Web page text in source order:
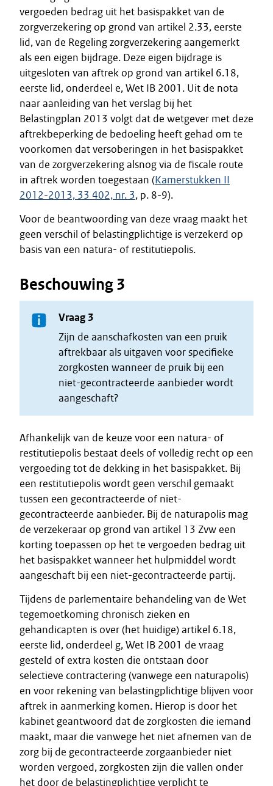
vergoeden bedrag uit het basispakket van de
zorgverzekering op grond van artikel 2.33, eerste
lid, van de Regeling zorgverzekering aangemerkt
als een eigen bijdrage. Deze eigen bijdrage is
uitgesloten van aftrek op grond van artikel 6.18,
eerste lid, onderdeel e, Wet IB 2001. Uit de nota
naar aanleiding van het verslag bij het
Belastingplan 2013 volgt dat de wetgever met deze
aftrekbeperking de bedoeling heeft gehad om te
voorkomen dat versoberingen in het basispakket
van de zorgverzekering alsnog via de fiscale route
in aftrek worden toegestaan (Kamerstukken II
2012-2013, 33 402, nr. 3, p. 8-9).
Voor de beantwoording van deze vraag maakt het
geen verschil of belastingplichtige is verzekerd op
basis van een natura- of restitutiepolis.
Beschouwing 3
Vraag 3
Zijn de aanschafkosten van een pruik
aftrekbaar als uitgaven voor specifieke
zorgkosten wanneer de pruik bij een
niet-gecontracteerde aanbieder wordt
aangeschaft?
Afhankelijk van de keuze voor een natura- of
restitutiepolis bestaat deels of volledig recht op een
vergoeding tot de dekking in het basispakket. Bij
een restitutiepolis wordt geen verschil gemaakt
tussen een gecontracteerde of niet-
gecontracteerde aanbieder. Bij de naturapolis mag
de verzekeraar op grond van artikel 13 Zvw een
korting toepassen op het te vergoeden bedrag uit
het basispakket wanneer het hulpmiddel wordt
aangeschaft bij een niet-gecontracteerde partij.
Tijdens de parlementaire behandeling van de Wet
tegemoetkoming chronisch zieken en
gehandicapten is over (het huidige) artikel 6.18,
eerste lid, onderdeel g, Wet IB 2001 de vraag
gesteld of extra kosten die ontstaan door
selectieve contractering (vanwege een naturapolis)
en voor rekening van belastingplichtige blijven voor
aftrek in aanmerking komen. Hierop is door het
kabinet geantwoord dat de zorgkosten die iemand
maakt, maar die vanwege het niet afnemen van de
zorg bij de gecontracteerde zorgaanbieder niet
worden vergoed, zorgkosten zijn die vallen onder
het door de belastingplichtige verplicht te